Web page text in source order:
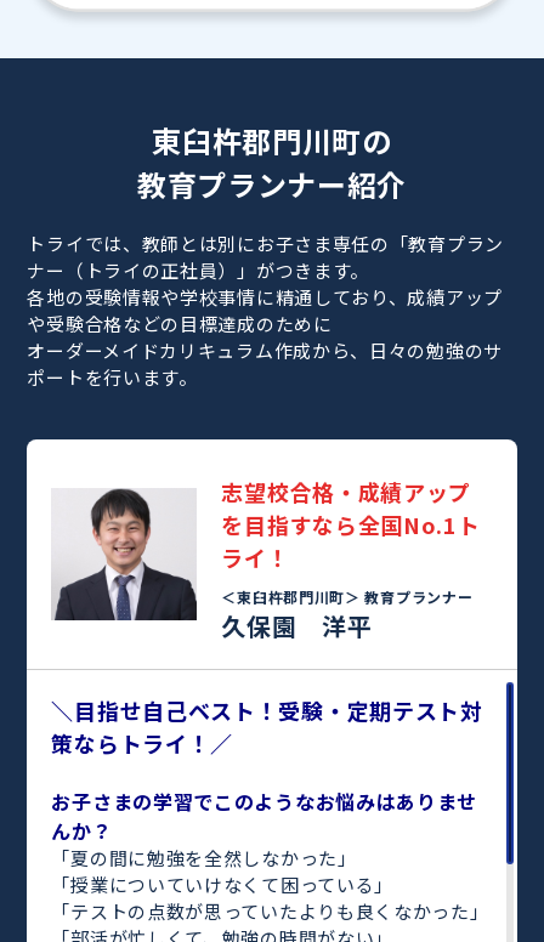
東臼杵郡門川町の
教育プランナー紹介
トライでは、教師とは別にお子さま専任の「教育プラン
ナー（トライの正社員）」がつきます。
各地の受験情報や学校事情に精通しており、成績アップ
や受験合格などの目標達成のために
オーダーメイドカリキュラム作成から、日々の勉強のサ
ポートを行います。
志望校合格・成績アップ
を目指すなら全国No.1ト
ライ！
＜東臼杵郡門川町＞教育プランナー
久保園 洋平
＼目指せ自己ベスト！受験・定期テスト対
策ならトライ！／
お子さまの学習でこのようなお悩みはありませ
んか？
「夏の間に勉強を全然しなかった」
「授業についていけなくて困っている」
「テストの点数が思っていたよりも良くなかった」